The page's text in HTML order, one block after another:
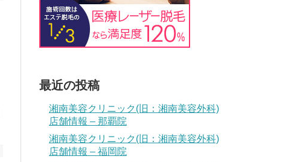
最近の投稿
湘南美容クリニック(旧：湘南美容外科)
店舗情報 – 那覇院
湘南美容クリニック(旧：湘南美容外科)
店舗情報 – 福岡院